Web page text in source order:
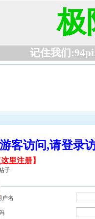
极
记住我们
游客访问,请登
这里注册】
子
户名